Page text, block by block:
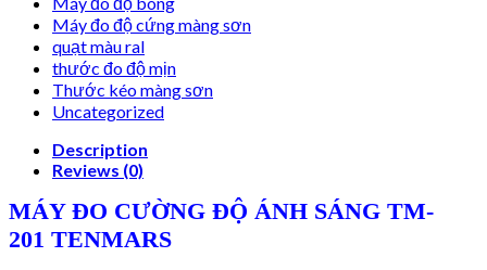
Máy đo độ cứng màng sơn
quạt màu ral
thước đo độ mịn
Thước kéo màng sơn
Uncategorized
Description
Reviews (0)
MÁY ĐO CƯỜNG ĐỘ ÁNH SÁNG TM-
201 TENMARS